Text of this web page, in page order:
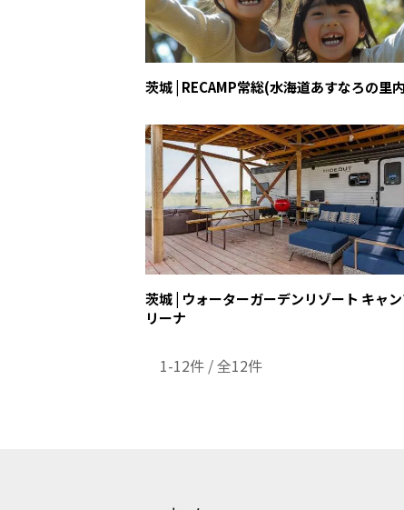
茨城 | RECAMP常総(水海道あすなろの里
茨城 | ウォーターガーデンリゾート キャ
リーナ
1-12件 / 全12件